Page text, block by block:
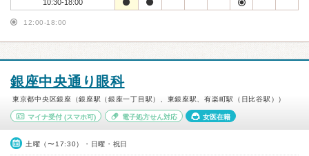
10:30-18:00
12:00-18:00
銀座中央通り眼科
東京都中央区銀座（銀座駅（銀座一丁目駅）、東銀座駅、有楽町駅（日比谷駅））
マイナ受付 (スマホ可) 電子処方せん対応 女医在籍
土曜（〜17:30）・日曜・祝日